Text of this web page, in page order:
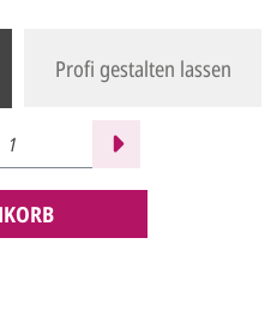
Profi gestalten lassen